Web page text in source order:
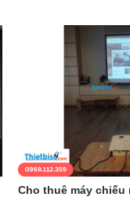
Cho thuê máy chiếu